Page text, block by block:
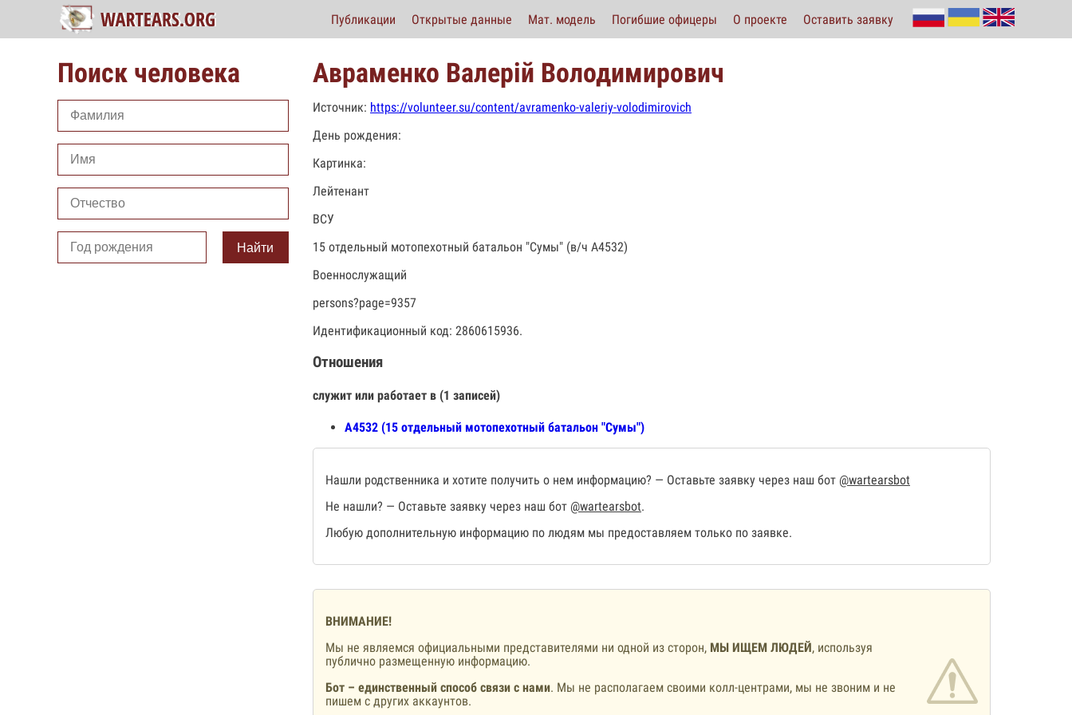
Публикации Открытые данные Мат. модель Погибшие офицеры О проекте Оставить заявку
Поиск человека
Найти
Авраменко Валерій Володимирович
Источник: https://volunteer.su/content/avramenko-valeriy-volodimirovich
День рождения:
Картинка:
Лейтенант
ВСУ
15 отдельный мотопехотный батальон "Сумы" (в/ч А4532)
Военнослужащий
persons?page=9357
Идентификационный код: 2860615936.
Отношения
служит или работает в (1 записей)
А4532 (15 отдельный мотопехотный батальон "Сумы")
Нашли родственника и хотите получить о нем информацию? — Оставьте заявку через наш бот @wartearsbot
Не нашли? — Оставьте заявку через наш бот @wartearsbot.
Любую дополнительную информацию по людям мы предоставляем только по заявке.
ВНИМАНИЕ!
Мы не являемся официальными представителями ни одной из сторон, МЫ ИЩЕМ ЛЮДЕЙ, используя
публично размещенную информацию.
Бот – единственный способ связи с нами. Мы не располагаем своими колл-центрами, мы не звоним и не
пишем с других аккаунтов.